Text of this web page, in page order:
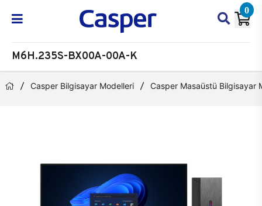
0
M6H.235S-BX00A-00A-K
Casper Bilgisayar Modelleri Casper Masaüstü Bilgisayar